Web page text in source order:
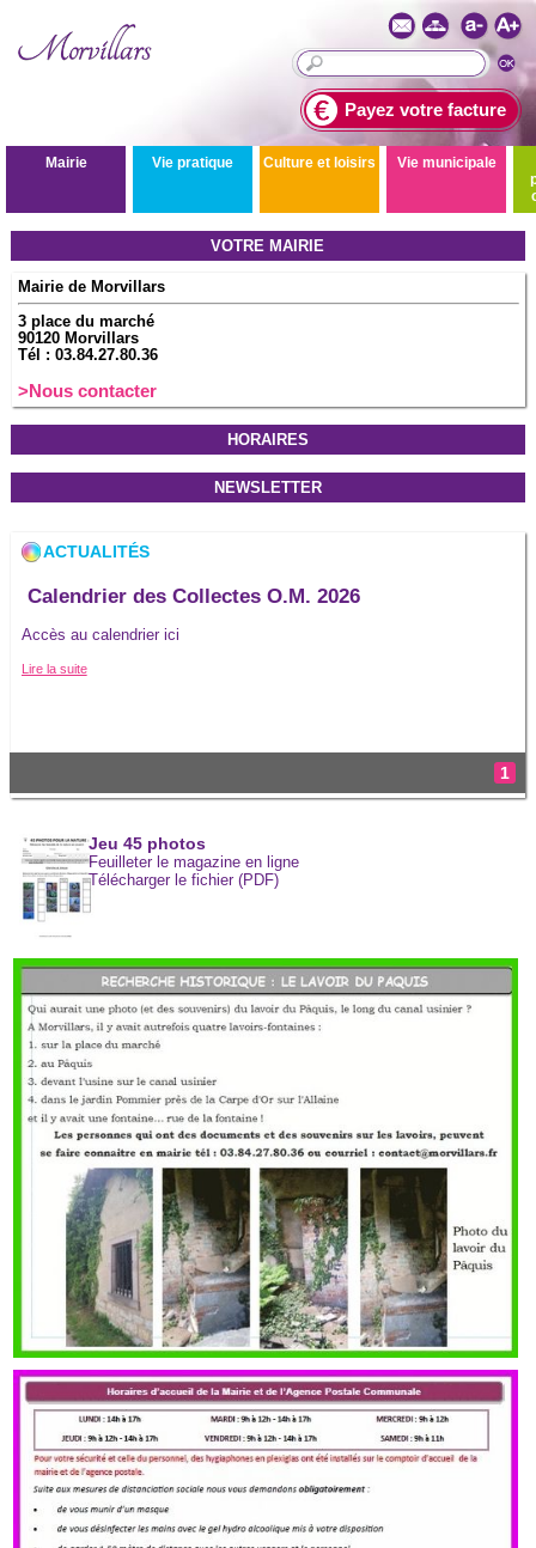
Payez votre facture
Mairie Vie pratique Culture et loisirs
Vie municipale
VOTRE MAIRIE
Mairie de Morvillars
3 place du marché
90120 Morvillars
Tél : 03.84.27.80.36
>Nous contacter
HORAIRES
NEWSLETTER
ACTUALITÉS
Calendrier des Collectes O.M. 2026
Accès au calendrier ici
Lire la suite
1
Jeu 45 photos
Feuilleter le magazine en ligne
Télécharger le fichier (PDF)